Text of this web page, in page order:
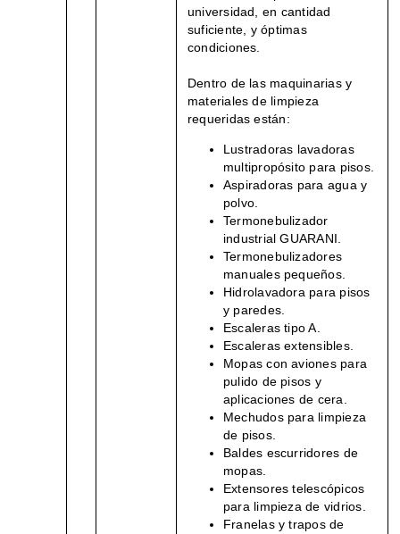
universidad, en cantidad
suficiente, y óptimas
condiciones.
Dentro de las maquinarias y
materiales de limpieza
requeridas están:
Lustradoras lavadoras
multipropósito para pisos.
Aspiradoras para agua y
polvo.
Termonebulizador
industrial GUARANI.
Termonebulizadores
manuales pequeños.
Hidrolavadora para pisos
y paredes.
Escaleras tipo A.
Escaleras extensibles.
Mopas con aviones para
pulido de pisos y
aplicaciones de cera.
Mechudos para limpieza
de pisos.
Baldes escurridores de
mopas.
Extensores telescópicos
para limpieza de vidrios.
Franelas y trapos de